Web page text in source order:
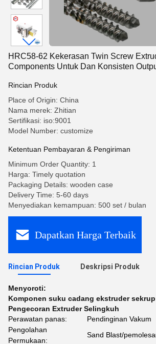
HRC58-62 Kekerasan Twin Screw
Components Untuk Dan Konsisten
Rincian Produk
Place of Origin: China
Nama merek: Zhitian
Sertifikasi: iso:9001
Model Number: customize
Ketentuan Pembayaran & Pengiriman
Minimum Order Quantity: 1
Harga: Timely quotation
Packaging Details: wooden case
Delivery Time: 5-60 days
Menyediakan kemampuan: 500 set / bulan
Dapatkan Harga Terbaik
Rincian Produk Deskripsi Produk
Menyoroti:
Komponen suku cadang ekstruder
Pengecoran Extruder Selingkuh
Perawatan panas:
Pendinginan Vakum
Pengolahan
Permukaan:
Sand Blast/